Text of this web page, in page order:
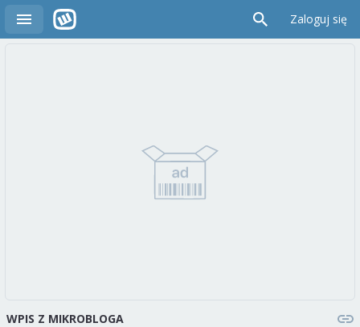
Zaloguj się
WPIS Z MIKROBLOGA